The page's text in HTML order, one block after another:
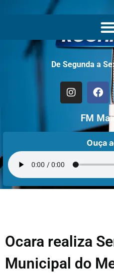
De Segunda a
FM
Ouça
Ocara realiza
Municipal do